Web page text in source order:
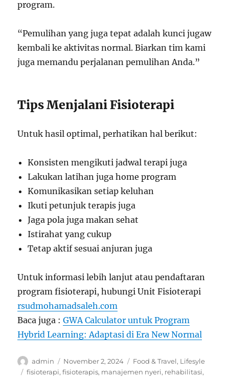
program.
“Pemulihan yang juga tepat adalah kunci jugaw
kembali ke aktivitas normal. Biarkan tim kami
juga memandu perjalanan pemulihan Anda.”
Tips Menjalani Fisioterapi
Untuk hasil optimal, perhatikan hal berikut:
Konsisten mengikuti jadwal terapi juga
Lakukan latihan juga home program
Komunikasikan setiap keluhan
Ikuti petunjuk terapis juga
Jaga pola juga makan sehat
Istirahat yang cukup
Tetap aktif sesuai anjuran juga
Untuk informasi lebih lanjut atau pendaftaran
program fisioterapi, hubungi Unit Fisioterapi
rsudmohamadsaleh.com
Baca juga :GWA Calculator untuk Program
Hybrid Learning: Adaptasi di Era New Normal
Author
admin
Posted
on
November 2, 2024 Categories
Food & Travel, Lifesyle
Tags
fisioterapi,fisioterapis, manajemen nyeri, rehabilitasi,